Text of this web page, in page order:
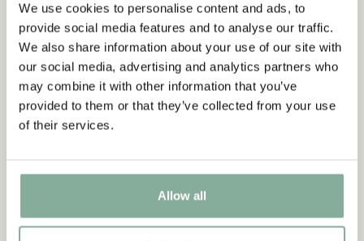
We use cookies to personalise content and ads, to
provide social media features and to analyse our traffic.
We also share information about your use of our site with
our social media, advertising and analytics partners who
may combine it with other information that you’ve
provided to them or that they’ve collected from your use
of their services.
Allow all